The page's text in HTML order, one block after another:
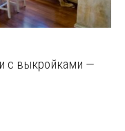
с выкройками —